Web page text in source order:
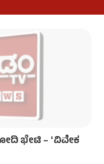
ಆಗಲ್ಲ –
ಭೇಟಿ – ʻವಿವೇಕ